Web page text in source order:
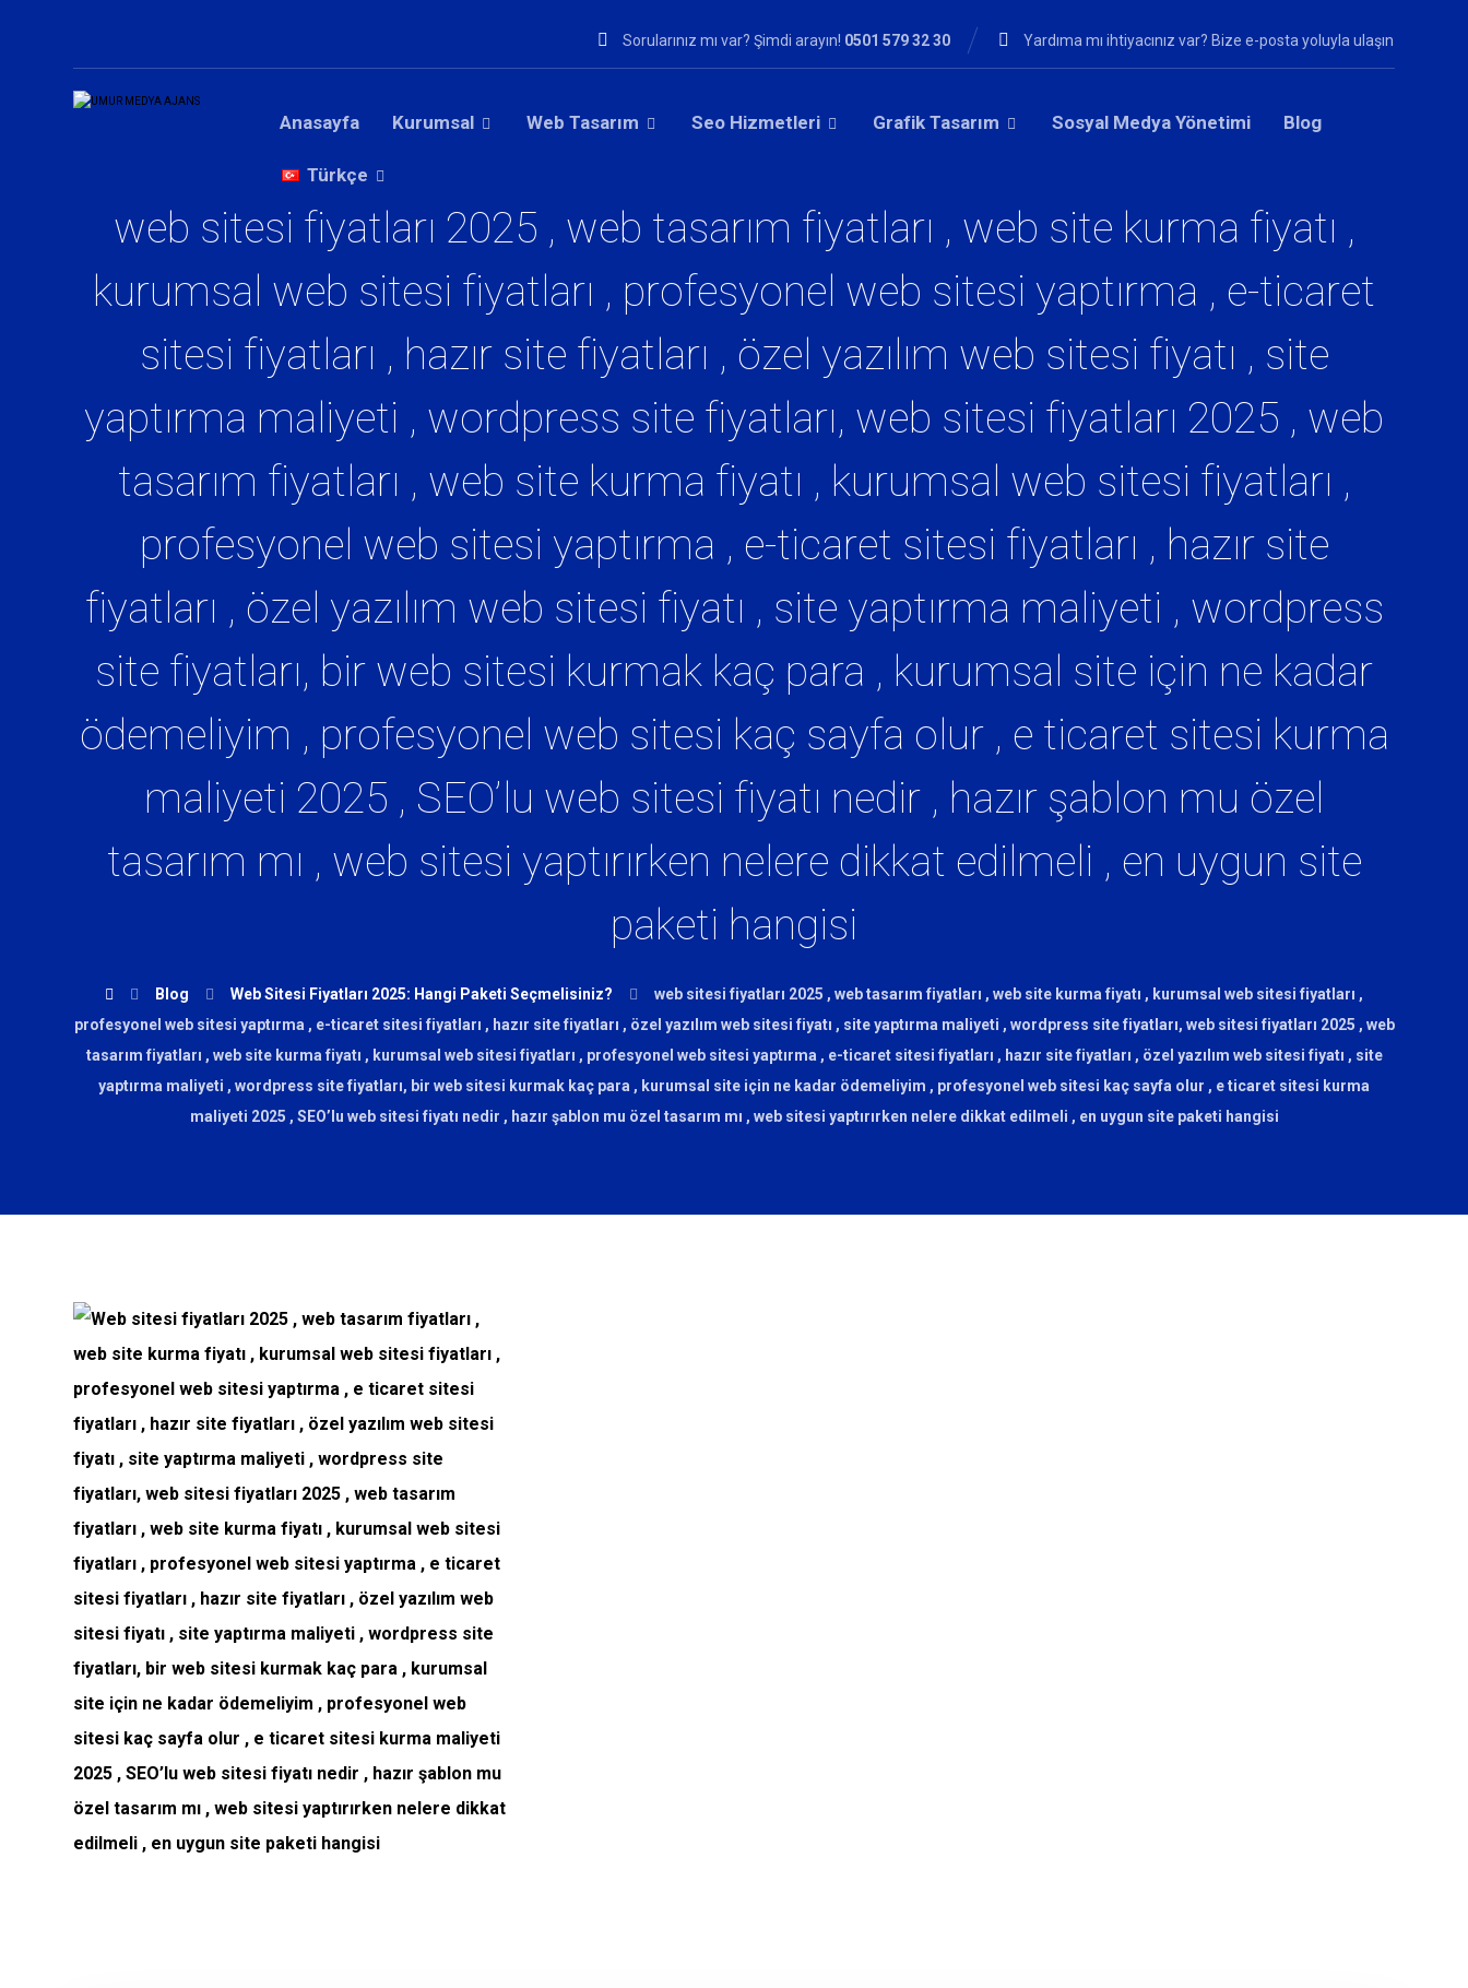
Yardıma mı ihtiyacınız var? Bize e-posta yoluyla ulaşın
Sorularınız mı var? Şimdi arayın! 0501 579 32 30
Anasayfa Kurumsal Web Tasarım Seo Hizmetleri Grafik Tasarım Sosyal Medya Yönetimi Blog
Türkçe
web sitesi fiyatları 2025 , web tasarım fiyatları , web site kurma fiyatı ,
kurumsal web sitesi fiyatları , profesyonel web sitesi yaptırma , e-ticaret
sitesi fiyatları , hazır site fiyatları , özel yazılım web sitesi fiyatı , site
yaptırma maliyeti , wordpress site fiyatları, web sitesi fiyatları 2025 , web
tasarım fiyatları , web site kurma fiyatı , kurumsal web sitesi fiyatları ,
profesyonel web sitesi yaptırma , e-ticaret sitesi fiyatları , hazır site
fiyatları , özel yazılım web sitesi fiyatı , site yaptırma maliyeti , wordpress
site fiyatları, bir web sitesi kurmak kaç para , kurumsal site için ne kadar
ödemeliyim , profesyonel web sitesi kaç sayfa olur , e ticaret sitesi kurma
maliyeti 2025 , SEO’lu web sitesi fiyatı nedir , hazır şablon mu özel
tasarım mı , web sitesi yaptırırken nelere dikkat edilmeli , en uygun site
paketi hangisi
Blog Web Sitesi Fiyatları 2025: Hangi Paketi Seçmelisiniz?
web sitesi fiyatları 2025 , web tasarım fiyatları , web site kurma fiyatı , kurumsal web sitesi fiyatları ,
profesyonel web sitesi yaptırma , e-ticaret sitesi fiyatları , hazır site fiyatları , özel yazılım web sitesi fiyatı , site yaptırma maliyeti , wordpress site fiyatları, web sitesi fiyatları 2025 , web
tasarım fiyatları , web site kurma fiyatı , kurumsal web sitesi fiyatları , profesyonel web sitesi yaptırma , e-ticaret sitesi fiyatları , hazır site fiyatları , özel yazılım web sitesi fiyatı , site
yaptırma maliyeti , wordpress site fiyatları, bir web sitesi kurmak kaç para , kurumsal site için ne kadar ödemeliyim , profesyonel web sitesi kaç sayfa olur , e ticaret sitesi kurma
maliyeti 2025 , SEO’lu web sitesi fiyatı nedir , hazır şablon mu özel tasarım mı , web sitesi yaptırırken nelere dikkat edilmeli , en uygun site paketi hangisi